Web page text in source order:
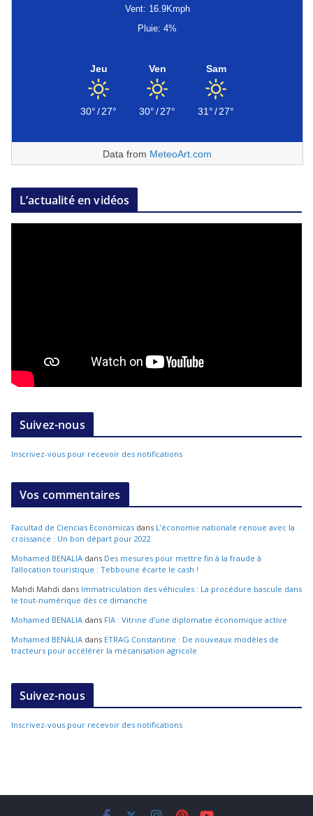
Vent: 16.9Kmph
Pluie: 4%
Jeu
30°/27°
Ven
30°/27°
Sam
31°/27°
Data from MeteoArt.com
L’actualité en vidéos
Suivez-nous
Inscrivez-vous pour recevoir des notifications
Vos commentaires
Facultad de Ciencias Económicas dans L’économie nationale renoue avec la
croissance : Un bon départ pour 2022
Mohamed BENALIA dans Des mesures pour mettre fin à la fraude à
l’allocation touristique : Tebboune écarte le cash !
Mahdi Mahdi dans Immatriculation des véhicules : La procédure bascule dans
le tout-numérique dès ce dimanche
Mohamed BENALIA dans FIA : Vitrine d’une diplomatie économique active
Mohamed BENALIA dans ETRAG Constantine : De nouveaux modèles de
tracteurs pour accélérer la mécanisation agricole
Suivez-nous
Inscrivez-vous pour recevoir des notifications